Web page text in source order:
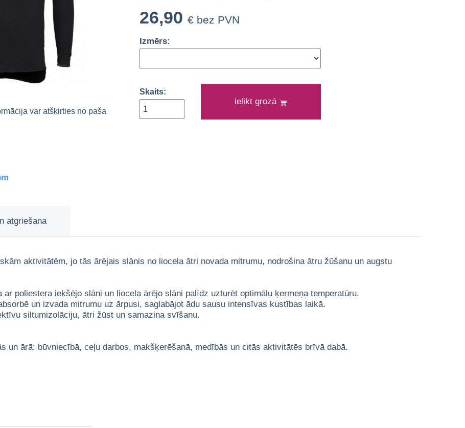
var atšķirties no paša
26,90 € bez PVN
Izmērs:
Skaits:
ielikt grozā
atgriešana
aktivitātēm, jo tās ārējais slānis no liocela ātri novada mitrumu, nodrošina ātru žūšanu un augstu
ar poliestera iekšējo slāni un liocela ārējo slāni palīdz uzturēt optimālu ķermeņa temperatūru.
un izvada mitrumu uz ārpusi, saglabājot ādu sausu intensīvas kustības laikā.
siltumizolāciju, ātri žūst un samazina svīšanu.
un ārā: būvniecībā, ceļu darbos, makšķerēšanā, medībās un citās aktivitātēs brīvā dabā.